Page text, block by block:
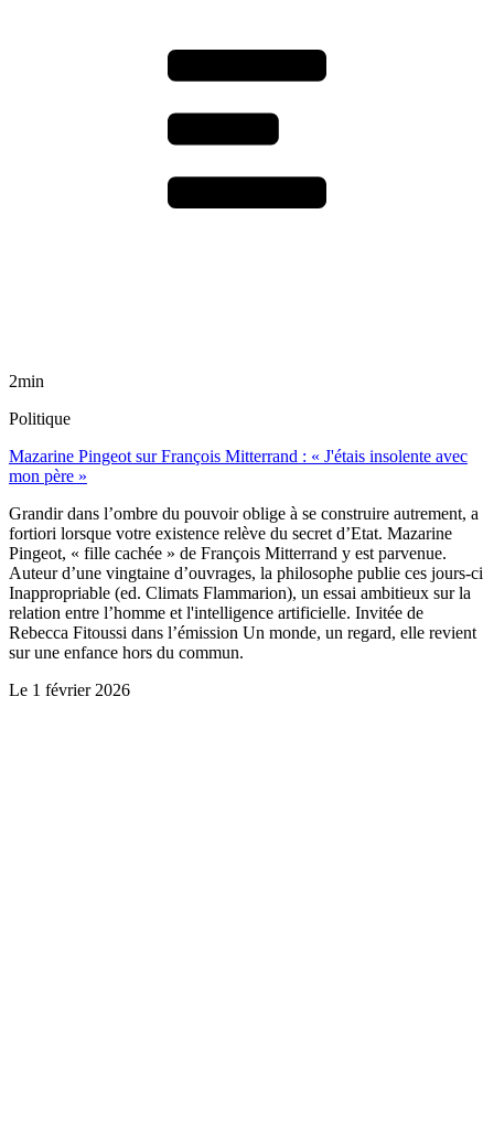
2min
Politique
Mazarine Pingeot sur François Mitterrand : « J'étais insolente avec
mon père »
Grandir dans l’ombre du pouvoir oblige à se construire autrement, a
fortiori lorsque votre existence relève du secret d’Etat. Mazarine
Pingeot, « fille cachée » de François Mitterrand y est parvenue.
Auteur d’une vingtaine d’ouvrages, la philosophe publie ces jours-ci
Inappropriable (ed. Climats Flammarion), un essai ambitieux sur la
relation entre l’homme et l'intelligence artificielle. Invitée de
Rebecca Fitoussi dans l’émission Un monde, un regard, elle revient
sur une enfance hors du commun.
Le 1 février 2026